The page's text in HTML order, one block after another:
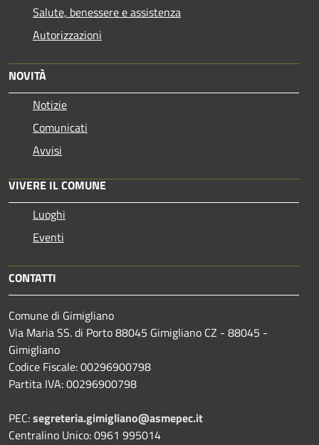
Salute, benessere e assistenza
Autorizzazioni
NOVITÀ
Notizie
Comunicati
Avvisi
VIVERE IL COMUNE
Luoghi
Eventi
CONTATTI
Comune di Gimigliano
Via Maria SS. di Porto 88045 Gimigliano CZ - 88045 -
Gimigliano
Codice Fiscale: 00296900798
Partita IVA: 00296900798
PEC:segreteria.gimigliano@asmepec.it
Centralino Unico: 0961 995014